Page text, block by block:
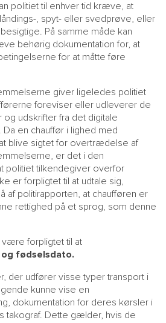
politiet til enhver tid kræve, at
, spyt- eller svedprøve, eller
På samme måde kan
behørig dokumentation for, at
for at måtte føre
giver ligeledes politiet
foreviser eller udleverer de
udskrifter fra det digitale
en chauffør i lighed med
blive sigtet for overtrædelse af
er det i den
politiet tilkendegiver overfor
er forpligtet til at udtale sig,
af politirapporten, at chaufføren er
rettighed på et sprog, som denne
være forpligtet til at
og fødselsdato.
der udfører visse typer transport i
kunne vise en
dokumentation for deres kørsler i
takograf. Dette gælder, hvis de